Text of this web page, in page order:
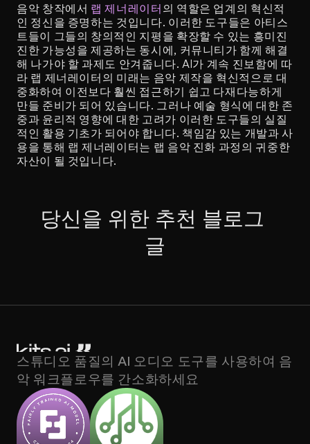
음악 창작에서 랩 제너레이터 의 역할은 업계의 혁신적
인 정신을 증명하는 것입니다. 이러한 도구들은 아티스
트들이 그들의 창의적인 지평을 확장할 수 있는 흥미진
진한 가능성을 제공하는 동시에, 커뮤니티가 함께 해결
해 나가야 할 과제도 안겨줍니다. AI가 계속 진보함에 따
라 랩 제너레이터의 미래는 음악 제작을 혁신적으로 대
중화하여 이전보다 훨씬 접근하기 쉽고 다재다능하게
만들 준비가 되어 있습니다. 그러나 예술 형식에 대한 존
중과 윤리적 영향에 대한 고려가 이러한 도구들의 실질
적인 활용 기초가 되어야 합니다. 책임감 있는 개발과 사
용을 통해 랩 제너레이터는 랩 음악 진화 과정의 귀중한
자산이 될 것입니다.
당신을 위한 추천 블로그
글
스튜디오 품질의 AI 오디오 도구를 사용하여 음
악 워크플로우를 간소화하세요